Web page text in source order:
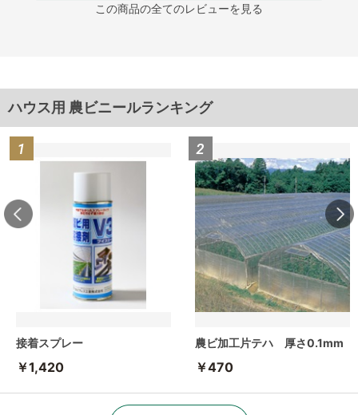
この商品の全てのレビューを見る
ハウス用 農ビニールランキング
接着スプレー
￥1,420
農ビ加工片テハ 厚さ0.1mm
￥470